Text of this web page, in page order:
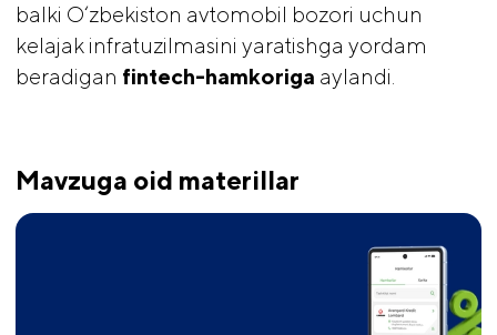
balki O‘zbekiston avtomobil bozori uchun
kelajak infratuzilmasini yaratishga yordam
beradigan fintech-hamkoriga aylandi.
Mavzuga oid materillar